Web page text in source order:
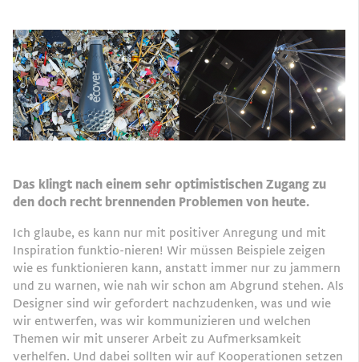
Das klingt nach einem sehr optimistischen Zugang zu
den doch recht brennenden Problemen von heute.
Ich glaube, es kann nur mit positiver Anregung und mit
Inspiration funktio-nieren! Wir müssen Beispiele zeigen
wie es funktionieren kann, anstatt immer nur zu jammern
und zu warnen, wie nah wir schon am Abgrund stehen. Als
Designer sind wir gefordert nachzudenken, was und wie
wir entwerfen, was wir kommunizieren und welchen
Themen wir mit unserer Arbeit zu Aufmerksamkeit
verhelfen. Und dabei sollten wir auf Kooperationen setzen